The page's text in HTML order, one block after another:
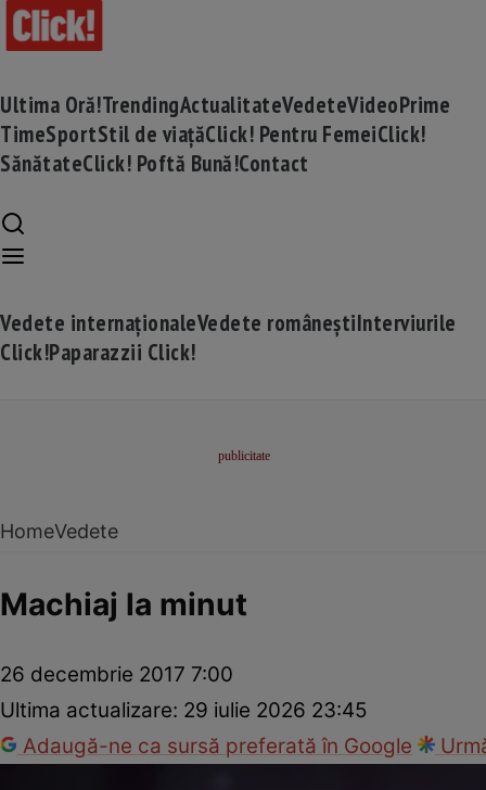
Ultima Oră!TrendingActualitateVedeteVideoPrime
TimeSportStil de viațăClick! Pentru FemeiClick!
SănătateClick! Poftă Bună!Contact
Vedete internaționaleVedete româneștiInterviurile
Click!Paparazzii Click!
HomeVedete
Machiaj la minut
26 decembrie 2017 7:00
Ultima actualizare: 29 iulie 2026 23:45
Adaugă-ne ca sursă preferată în Google